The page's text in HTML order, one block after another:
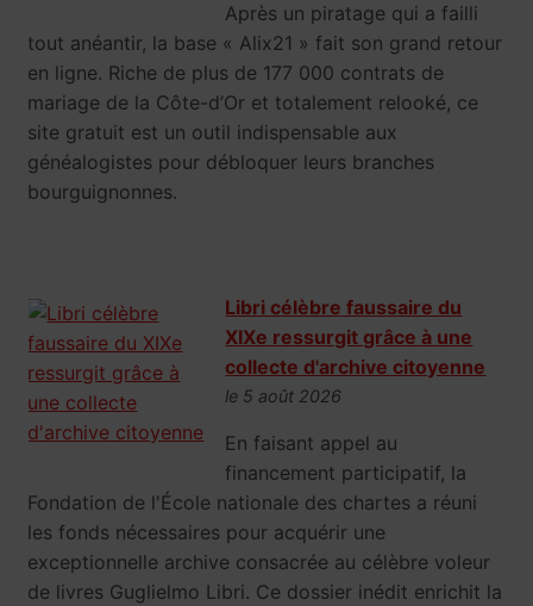
Après un piratage qui a failli
tout anéantir, la base « Alix21 » fait son grand retour
en ligne. Riche de plus de 177 000 contrats de
mariage de la Côte-d’Or et totalement relooké, ce
site gratuit est un outil indispensable aux
généalogistes pour débloquer leurs branches
bourguignonnes.
Libri célèbre faussaire du
XIXe ressurgit grâce à une
collecte d'archive citoyenne
le 5 août 2026
En faisant appel au
financement participatif, la
Fondation de l'École nationale des chartes a réuni
les fonds nécessaires pour acquérir une
exceptionnelle archive consacrée au célèbre voleur
de livres Guglielmo Libri. Ce dossier inédit enrichit la